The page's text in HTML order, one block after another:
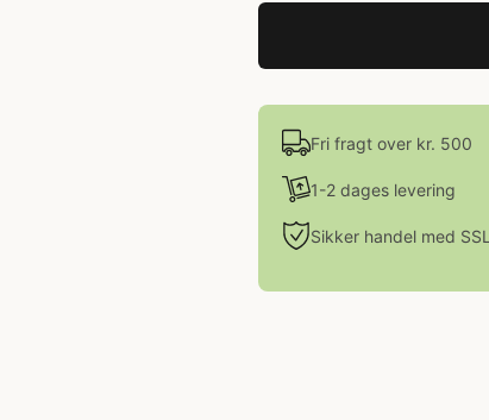
Fri fragt over kr. 500
1-2 dages levering
Sikker handel med